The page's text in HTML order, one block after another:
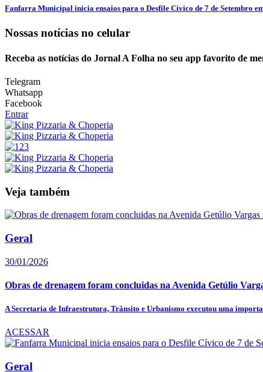
Fanfarra Municipal inicia ensaios para o Desfile Cívico de 7 de Setembro
Nossas notícias no celular
Receba as notícias do Jornal A Folha no seu app favorito de
Telegram
Whatsapp
Facebook
Entrar
Veja também
Geral
30/01/2026
Obras de drenagem foram concluidas na Avenida Getúlio
A Secretaria de Infraestrutura, Trânsito e Urbanismo executou uma
ACESSAR
Geral